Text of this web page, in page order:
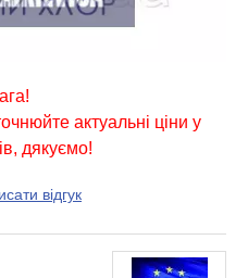
актуальні ціни у
дякуємо!
відгук